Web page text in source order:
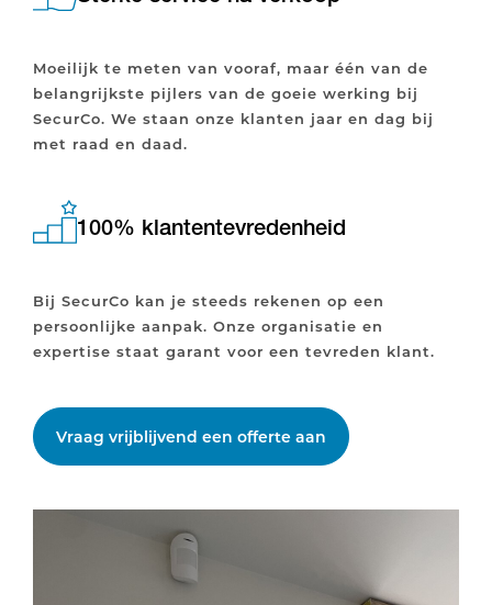
Moeilijk te meten van vooraf, maar één van de
belangrijkste pijlers van de goeie werking bij
SecurCo. We staan onze klanten jaar en dag bij
met raad en daad.
100% klantentevredenheid
Bij SecurCo kan je steeds rekenen op een
persoonlijke aanpak. Onze organisatie en
expertise staat garant voor een tevreden klant.
Vraag vrijblijvend een offerte aan